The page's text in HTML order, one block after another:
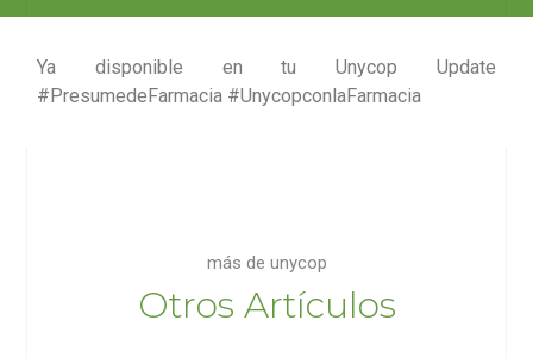
Ya disponible en tu Unycop Update
#PresumedeFarmacia #UnycopconlaFarmacia
más de unycop
Otros Artículos